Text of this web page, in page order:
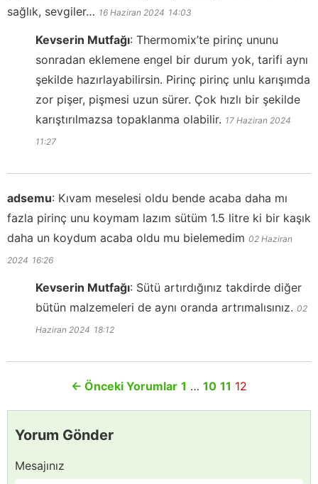
sağlık, sevgiler… 16 Haziran 2024 14:03
Kevserin Mutfağı: Thermomix’te pirinç ununu
sonradan eklemene engel bir durum yok, tarifi aynı
şekilde hazırlayabilirsin. Pirinç pirinç unlu karışımda
zor pişer, pişmesi uzun sürer. Çok hızlı bir şekilde
karıştırılmazsa topaklanma olabilir. 17 Haziran 2024
11:27
adsemu: Kıvam meselesi oldu bende acaba daha mı
fazla pirinç unu koymam lazım sütüm 1.5 litre ki bir kaşık
daha un koydum acaba oldu mu bielemedim 02 Haziran
2024 16:26
Kevserin Mutfağı: Sütü artırdığınız takdirde diğer
bütün malzemeleri de aynı oranda artrımalısınız. 02
Haziran 2024 18:12
← Önceki Yorumlar 1 … 10 11 12
Yorum Gönder
Mesajınız